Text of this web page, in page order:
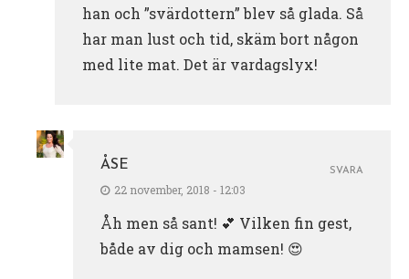
han och ”svärdottern” blev så glada. Så
har man lust och tid, skäm bort någon
med lite mat. Det är vardagslyx!
ÅSE
22 november, 2018 - 12:03
Åh men så sant! 💕 Vilken fin gest,
både av dig och mamsen! 😍
SVARA